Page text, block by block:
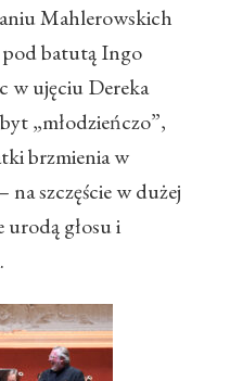
Mahlerowskich
batutą Ingo
w ujęciu Dereka
„młodzieńczo”,
brzmienia w
szczęście w dużej
urodą głosu i